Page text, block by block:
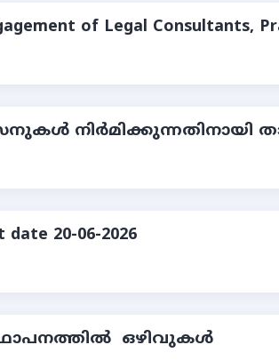
of Legal Consultants,
നിര്‍മിക്കുന്നതിനായി
date 20-06-2026
ഒഴിവുകള്‍